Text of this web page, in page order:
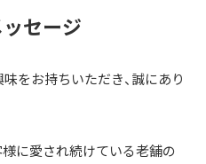
セージ
味をお持ちいただき、誠にあり
様に愛され続けている老舗の